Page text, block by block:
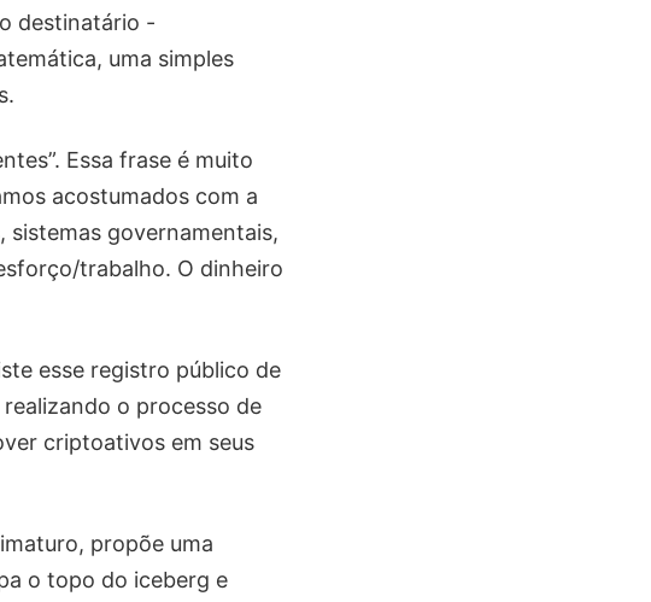
destinatário -
uma simples
Essa frase é muito
acostumados com a
sistemas governamentais,
trabalho. O dinheiro
esse registro público de
o processo de
criptoativos em seus
propõe uma
o topo do iceberg e